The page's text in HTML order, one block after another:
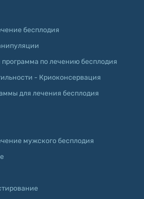
бесплодия
программа по лечению бесплодия
- Криоконсервация
для лечения бесплодия
мужского бесплодия